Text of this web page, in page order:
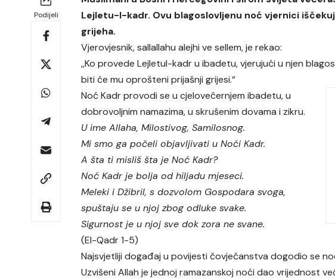
Podijeli
Lejletu-l-kadr. Ovu blagoslovljenu noć vjernici
grijeha.
Vjerovjesnik, sallallahu alejhi ve sellem, je rekao:
,,Ko provede Lejletul-kadr u ibadetu, vjerujući u njen
biti će mu oprošteni prijašnji grijesi.“
Noć Kadr provodi se u cjelovečernjem ibadetu, u
dobrovoljnim namazima, u skrušenim dovama i zikru.
U ime Allaha, Milostivog, Samilosnog.
Mi smo ga počeli objavljivati u Noći Kadr.
A šta ti misliš šta je Noć Kadr?
Noć Kadr je bolja od hiljadu mjeseci.
Meleki i Džibril, s dozvolom Gospodara svoga,
spuštaju se u njoj zbog odluke svake.
Sigurnost je u njoj sve dok zora ne svane.
(El-Qadr 1-5)
Najsvjetliji događaj u povijesti čovječanstva dogodio se
Uzvišeni Allah je jednoj ramazanskoj noći dao vrijednost